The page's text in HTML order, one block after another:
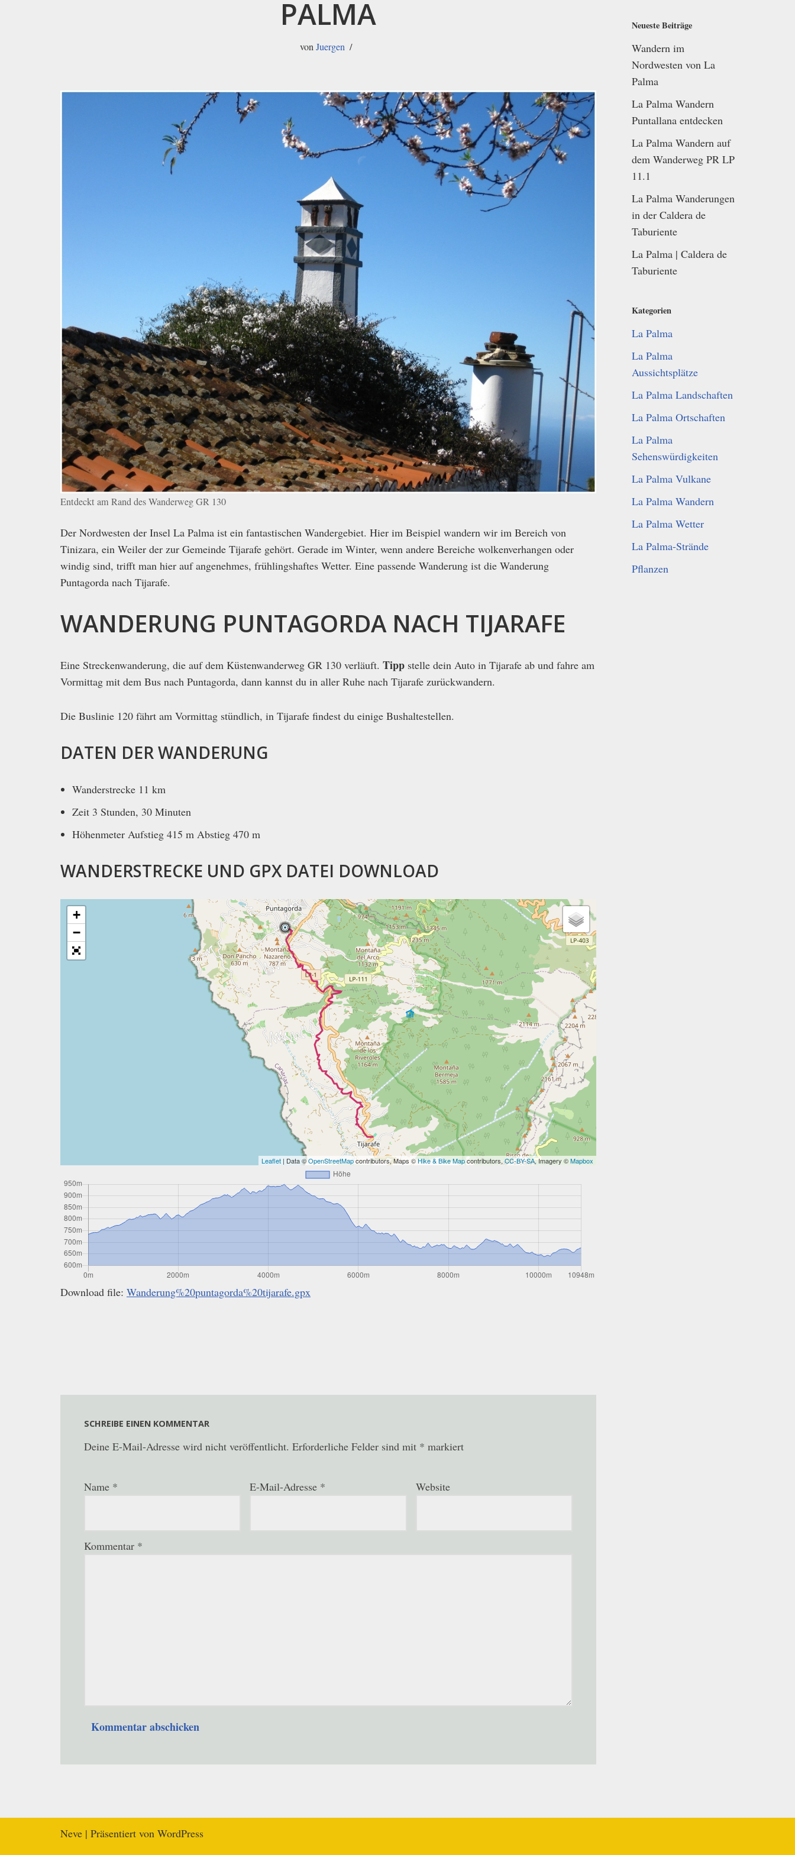
PALMA
vonJuergen
Entdeckt am Rand des Wanderweg GR 130
Der Nordwesten der Insel La Palma ist ein fantastischen Wandergebiet. Hier im Beispiel wandern wir im Bereich von
Tinizara, ein Weiler der zur Gemeinde Tijarafe gehört. Gerade im Winter, wenn andere Bereiche wolkenverhangen oder
windig sind, trifft man hier auf angenehmes, frühlingshaftes Wetter. Eine passende Wanderung ist die Wanderung
Puntagorda nach Tijarafe.
WANDERUNG PUNTAGORDA NACH TIJARAFE
Eine Streckenwanderung, die auf dem Küstenwanderweg GR 130 verläuft. Tipp stelle dein Auto in Tijarafe ab und fahre am
Vormittag mit dem Bus nach Puntagorda, dann kannst du in aller Ruhe nach Tijarafe zurückwandern.
Die Buslinie 120 fährt am Vormittag stündlich, in Tijarafe findest du einige Bushaltestellen.
DATEN DER WANDERUNG
Wanderstrecke 11 km
Zeit 3 Stunden, 30 Minuten
Höhenmeter Aufstieg 415 m Abstieg 470 m
WANDERSTRECKE UND GPX DATEI DOWNLOAD
+
−
Leaflet | Data ©OpenStreetMapcontributors, Maps © Hike & Bike Mapcontributors,CC-BY-SA, Imagery ©Mapbox
Download file: Wanderung%20puntagorda%20tijarafe.gpx
SCHREIBE EINEN KOMMENTAR
Deine E-Mail-Adresse wird nicht veröffentlicht. Erforderliche Felder sind mit * markiert
Name * E-Mail-Adresse * Website
Kommentar *
Neueste Beiträge
Wandern im
Nordwesten von La
Palma
La Palma Wandern
Puntallana entdecken
La Palma Wandern auf
dem Wanderweg PR LP
11.1
La Palma Wanderungen
in der Caldera de
Taburiente
La Palma | Caldera de
Taburiente
Kategorien
La Palma
La Palma
Aussichtsplätze
La Palma Landschaften
La Palma Ortschaften
La Palma
Sehenswürdigkeiten
La Palma Vulkane
La Palma Wandern
La Palma Wetter
La Palma-Strände
Pflanzen
Neve | Präsentiert von WordPress